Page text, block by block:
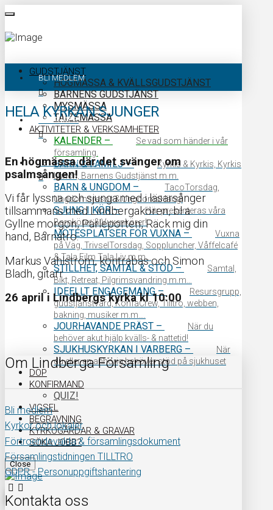
GUDSTJÄNST
HÖGMÄSSA & KVÄLLSGUDSTJÄNST
BARNENS GUDSTJÄNST
MYSMÄSSA
TAIZÉMÄSSA
AKTIVITETER & VERKSAMHETER
KALENDER –
Se vad som händer i vår
församling.
BARN & FAMILJ–
Kyrkis & Kyrkis, Kyrkis
Lunch, Barnens Gudstjänst m.m.
BARN & UNGDOM –
TacoTorsdag,
Ungdomsresor & UngdomsHäng!
SJUNG I KÖR–
Här presenteras våra
Barnkörer & Vuxenkörer!
MÖTESPLATSER FÖR VUXNA –
Vuxna
på Väg, TrivselTorsdag, Soppluncher, Våffelcafé
& Tala Film Tala Liv m.m…
STILLHET, SAMTAL & STÖD–
Samtal,
Bikt, Retreat, Pilgrimsvandring m.m…
IDEELLT ENGAGEMANG–
Resursgrupp,
gudstjänstvärd, KonfaCrew, Tilltro, webben,
bakning, musiker m.m….
JOURHAVANDE PRÄST –
När du
behöver akut hjälp kvälls- & nattetid!
SJUKHUSKYRKAN I VARBERG –
När
du eller en anhörig behöver stöd på sjukhuset
DOP
KONFIRMAND
QUIZ!
VIGSEL
BEGRAVNING
KYRKOGÅRDAR & GRAVAR
SÖKA JOBB?
Close
BLI MEDLEM
KALENDER
KONTAKTA OSS
HELA KYRKAN SJUNGER
En högmässa där det svänger om
psalmsången!
Vi får lyssna och sjunga med i läsarsånger
tillsammans med Lindbergakören, bl a
Gyllne morgon, Pärleporten, Räck mig din
hand, Barnatro.
Markus Vahlström, kontrabas och Simon
Bladh, gitarr
26 april i Lindbergs kyrka kl 10:00
Om Lindberga Församling
Bli medlem
Kyrkor och lokaler
Förtroendevalda & församlingsdokument
Församlingstidningen TILLTRO
GDPR - Personuppgiftshantering
Kontakta oss